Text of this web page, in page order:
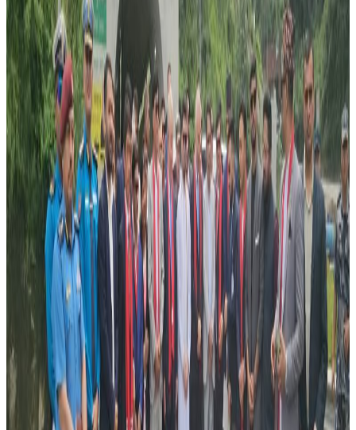
अर्जेन्टिनाको राष्ट्रिय टिमका पूर्व मिडफिल्डर तथा म्यानेजर ६० वर्षिया
म्याराडोनाको केही दिनअघि मात्र ब्रेन ब्लड क्लटको सर्जरी गरिएको
थियो । त्यसपछि समेत उनको अल्कोहल डिपेन्डेन्सीको उपचार
भइरहेको थियो । म्याराडोनाको कप्तानीमा सन् १९८६ मा अर्जेन्टिनाले
विश्वकप जितेको थियो ।
४ सिजनको विश्वकप खेलेका म्याराडोनाले अर्जेन्टिनाका तर्फबाट ३४
गोल गरेका छन् । उनी विश्वकपका ९१ खेलमा सहभागी भएका छन् ।
म्याराडोनाले बार्सिलोना र नापोली क्लबका लागि पनि खेलेका थिए ।
यस वेवसाइटमा प्रकाशित समाचार, विचार र लेखबारे तपाईंको कुनै
प्रतिक्रिया, गुनासो, सुझाव र सल्लाह छन् भने कृपया हामीलाई निम्न ईमेलमा
पठाउनुहोला । तपाईंको सहयोगले हामीलाई निष्पक्ष र तटस्थ पत्रकारिता गर्न
टेवा पुग्नेछ । सम्पर्क इमेल :
info@nepaltube.com.au
शेयर:
प्रतिक्रिया दिनुहोस